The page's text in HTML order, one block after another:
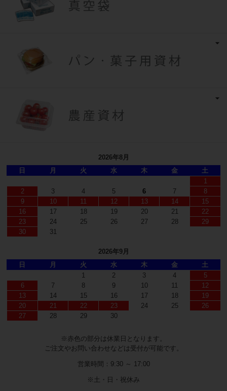
2026年8月
日
月 火 水 木 金
土
1
2
3 4 5 6 7
8
9
10 11 12 13 14
15
16
17 18 19 20 21
22
23
24 25 26 27 28
29
30
31
2026年9月
日
月 火 水 木 金
土
1
2 3 4
5
6
7 8 9 10 11
12
13
14 15 16 17 18
19
20
21 22 23 24 25
26
27
28 29 30
※赤色の部分は休業日となります。
ご注文やお問い合わせなどは受付が可能です。
営業時間：9:30 ～ 17:00
※土・日・祝休み